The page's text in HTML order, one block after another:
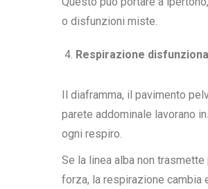
o disfunzioni miste.
Respirazione
Il diaframma, il pavimento
parete addominale lavorano
ogni respiro.
Se la linea alba non trasmette
forza, la respirazione cambia